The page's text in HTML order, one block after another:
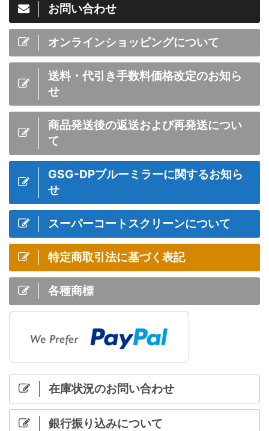
お問い合わせ
オンラインショッピングについて
送料・代引き手数料価格改定のお知ら
せ
商品発送後の返送および再発送につい
て
GSG-DPブルーミラーに関するお知ら
せ
スーパーコートスクリーンについて
特定商取引法に基づく表記
各種商標
在庫状況のお問い合わせ
銀行振り込みについて